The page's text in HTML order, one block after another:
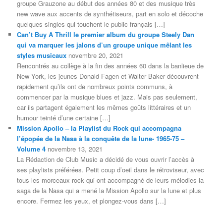
groupe Grauzone au début des années 80 et des musique très
new wave aux accents de synthétiseurs, part en solo et décoche
quelques singles qui touchent le public français […]
Can’t Buy A Thrill le premier album du groupe Steely Dan
qui va marquer les jalons d’un groupe unique mêlant les
styles musicaux novembre 20, 2021
Rencontrés au collège à la fin des années 60 dans la banlieue de
New York, les jeunes Donald Fagen et Walter Baker découvrent
rapidement qu’ils ont de nombreux points communs, à
commencer par la musique blues et jazz. Mais pas seulement,
car ils partagent également les mêmes goûts littéraires et un
humour teinté d’une certaine […]
Mission Apollo – la Playlist du Rock qui accompagna
l’épopée de la Nasa à la conquête de la lune- 1965-75 –
Volume 4 novembre 13, 2021
La Rédaction de Club Music a décidé de vous ouvrir l’accès à
ses playlists préférées. Petit coup d’oeil dans le rétroviseur, avec
tous les morceaux rock qui ont accompagné de leurs mélodies la
saga de la Nasa qui a mené la Mission Apollo sur la lune et plus
encore. Fermez les yeux, et plongez-vous dans […]